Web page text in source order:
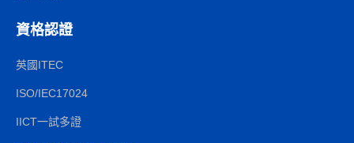
資格認證
英國ITEC
ISO/IEC17024
IICT一試多證